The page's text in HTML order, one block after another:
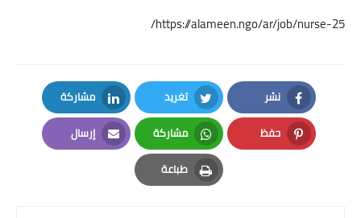
https://alameen.ngo/ar/job/nurse-25/
نشر
Facebook
تغريد
Twitter
مشاركة
LinkedIn
حفظ
Pinterest
مشاركة
Whatsapp
إرسال
Email
طباعة
Print